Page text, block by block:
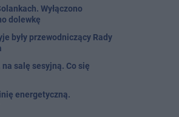
Wyłączono
dolewkę
były przewodniczący Rady
na salę sesyjną. Co się
energetyczną.